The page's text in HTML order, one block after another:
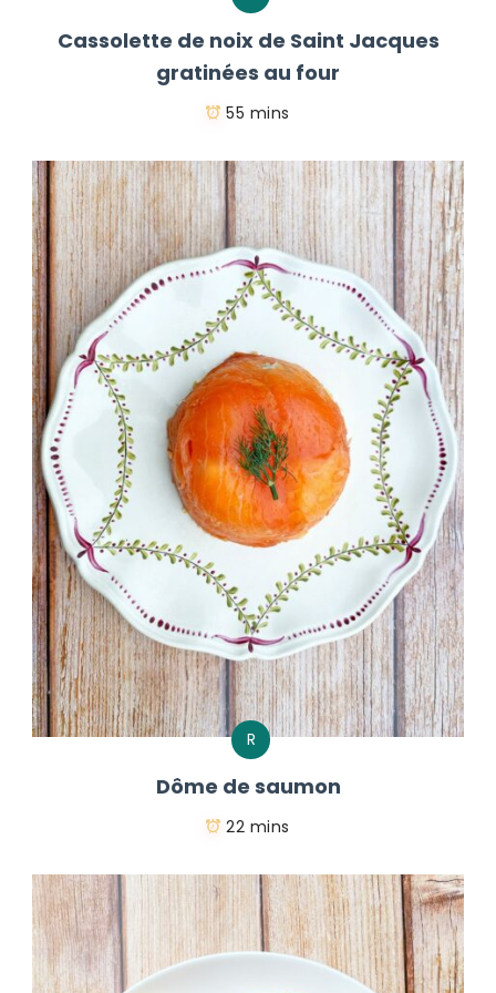
Cassolette de noix de Saint Jacques
gratinées au four
55 mins
R
Dôme de saumon
22 mins